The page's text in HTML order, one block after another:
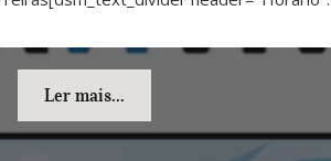
Ler mais...